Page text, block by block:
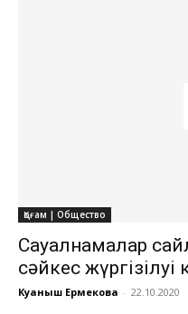
Қоғам | Общество
Сауалнамалар
сәйкес жүргізілуі
Куаныш Ермекова - 22.10.2020